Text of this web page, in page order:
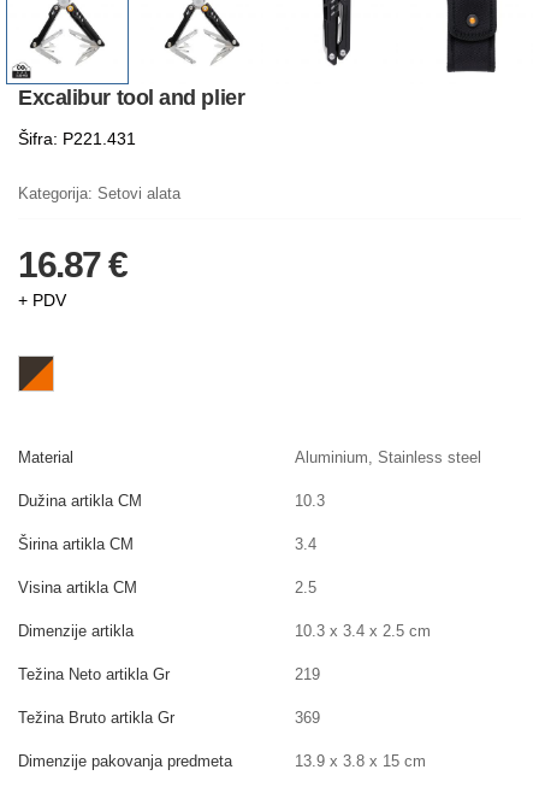
Excalibur tool and plier
Šifra: P221.431
Kategorija: Setovi alata
16.87 €
+ PDV
Material Aluminium, Stainless steel
Dužina artikla CM 10.3
Širina artikla CM 3.4
Visina artikla CM 2.5
Dimenzije artikla 10.3 x 3.4 x 2.5 cm
Težina Neto artikla Gr 219
Težina Bruto artikla Gr 369
Dimenzije pakovanja predmeta 13.9 x 3.8 x 15 cm